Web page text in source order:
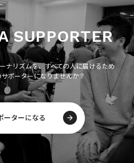
SUPPORTER
ナリズムを、すべての人に届けるため
ポーターになりませんか？
ーターになる